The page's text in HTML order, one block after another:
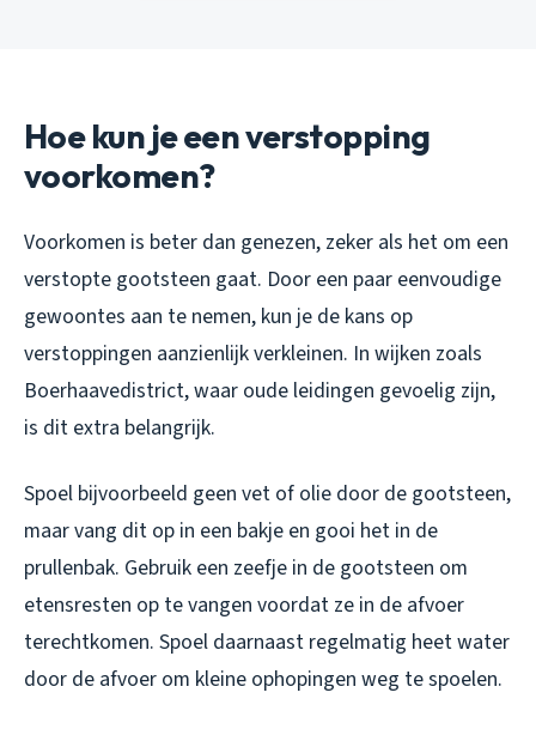
Hoe kun je een verstopping
voorkomen?
Voorkomen is beter dan genezen, zeker als het om een
verstopte gootsteen gaat. Door een paar eenvoudige
gewoontes aan te nemen, kun je de kans op
verstoppingen aanzienlijk verkleinen. In wijken zoals
Boerhaavedistrict, waar oude leidingen gevoelig zijn,
is dit extra belangrijk.
Spoel bijvoorbeeld geen vet of olie door de gootsteen,
maar vang dit op in een bakje en gooi het in de
prullenbak. Gebruik een zeefje in de gootsteen om
etensresten op te vangen voordat ze in de afvoer
terechtkomen. Spoel daarnaast regelmatig heet water
door de afvoer om kleine ophopingen weg te spoelen.